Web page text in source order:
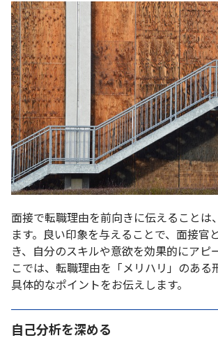
面接で転職理由を前向きに伝えることは
ます。良い印象を与えることで、面接官
き、自分のスキルや意欲を効果的にアピ
こでは、転職理由を「メリハリ」のある
具体的なポイントをお伝えします。
自己分析を深める